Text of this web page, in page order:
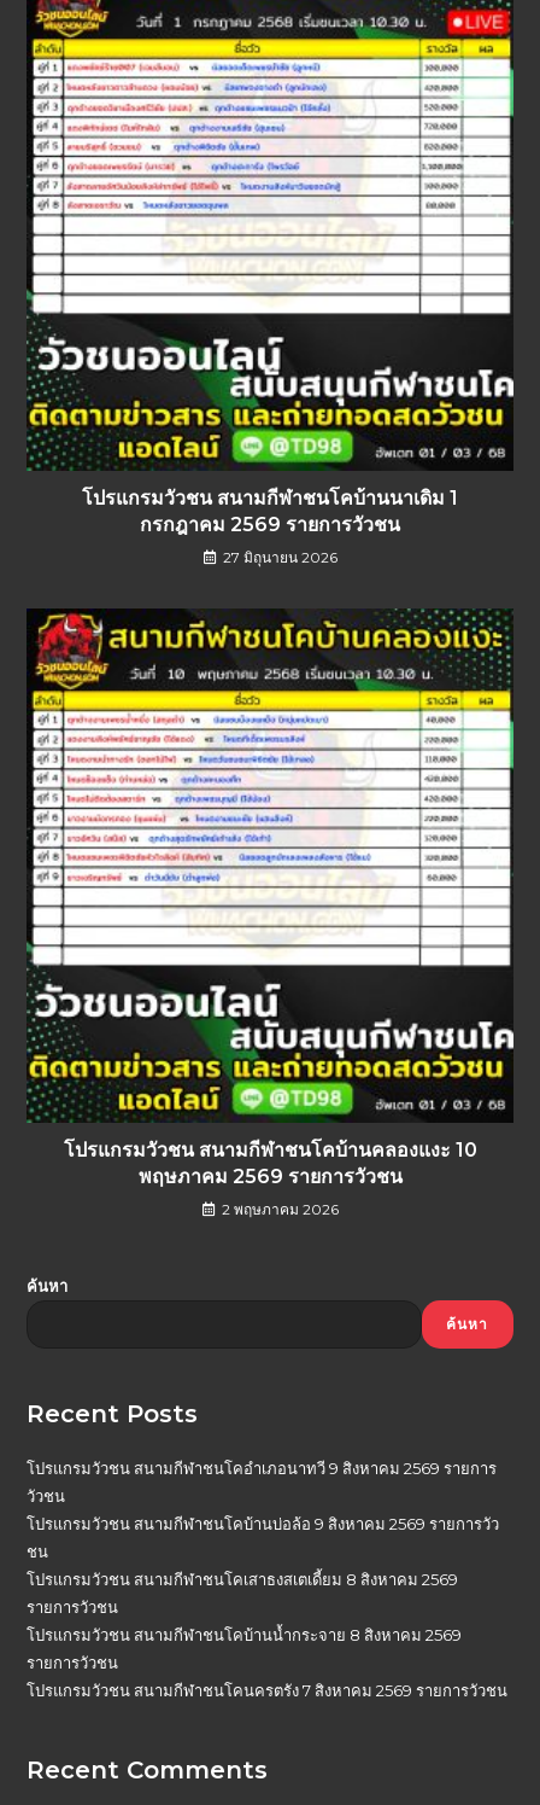
โปรแกรมวัวชน สนามกีฬาชนโคบ้านนาเดิม 1
กรกฎาคม 2569 รายการวัวชน
27 มิถุนายน 2026
โปรแกรมวัวชน สนามกีฬาชนโคบ้านคลองแงะ 10
พฤษภาคม 2569 รายการวัวชน
2 พฤษภาคม 2026
ค้นหา
ค้นหา
Recent Posts
โปรแกรมวัวชน สนามกีฬาชนโคอำเภอนาทวี 9 สิงหาคม 2569 รายการ
วัวชน
โปรแกรมวัวชน สนามกีฬาชนโคบ้านบ่อล้อ 9 สิงหาคม 2569 รายการวัว
ชน
โปรแกรมวัวชน สนามกีฬาชนโคเสาธงสเตเดี้ยม 8 สิงหาคม 2569
รายการวัวชน
โปรแกรมวัวชน สนามกีฬาชนโคบ้านน้ำกระจาย 8 สิงหาคม 2569
รายการวัวชน
โปรแกรมวัวชน สนามกีฬาชนโคนครตรัง 7 สิงหาคม 2569 รายการวัวชน
Recent Comments